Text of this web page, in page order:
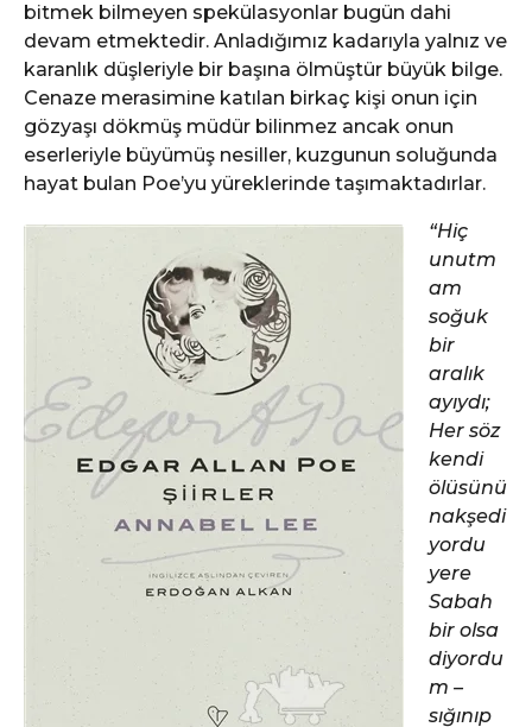
bitmek bilmeyen spekülasyonlar bugün dahi
devam etmektedir. Anladığımız kadarıyla yalnız ve
karanlık düşleriyle bir başına ölmüştür büyük bilge.
Cenaze merasimine katılan birkaç kişi onun için
gözyaşı dökmüş müdür bilinmez ancak onun
eserleriyle büyümüş nesiller, kuzgunun soluğunda
hayat bulan Poe’yu yüreklerinde taşımaktadırlar.
“Hiç
unutm
am
soğuk
bir
aralık
ayıydı;
Her söz
kendi
ölüsünü
nakşedi
yordu
yere
Sabah
bir olsa
diyordu
m –
sığınıp